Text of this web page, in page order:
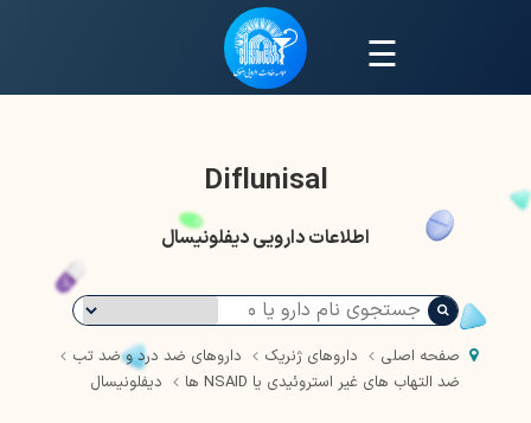
☰
Diflunisal
اطلاعات دارویی دیفلونیسال
صفحه اصلی داروهای ژنریک
داروهای ضد درد و ضد تب
ضد التهاب های غیر استروئیدی یا NSAID ها
دیفلونیسال